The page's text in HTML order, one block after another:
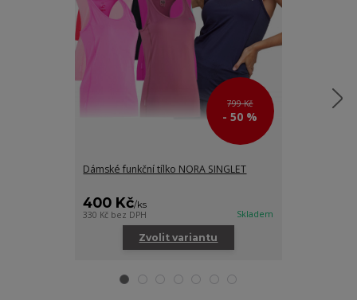
799 Kč
- 50 %
Dámské funkční tílko NORA SINGLET
400 Kč/ks
330 Kč bez DPH Skladem
Zvolit variantu